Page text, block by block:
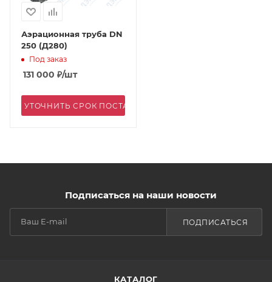
Аэрационная труба DN
250 (Д280)
Под заказ
131 000 ₽/шт
УТОЧНИТЬ СРОК ПОСТАВКИ
Подписаться на наши новости
ПОДПИСАТЬСЯ
КАТАЛОГ